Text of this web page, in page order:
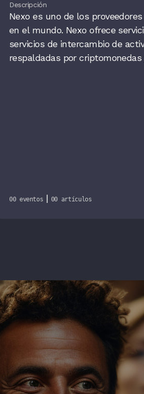
Descripción
Nexo es uno de los
en el mundo. Nexo ofrece
servicios de intercambio de
respaldadas por
00 eventos | 00 artículos